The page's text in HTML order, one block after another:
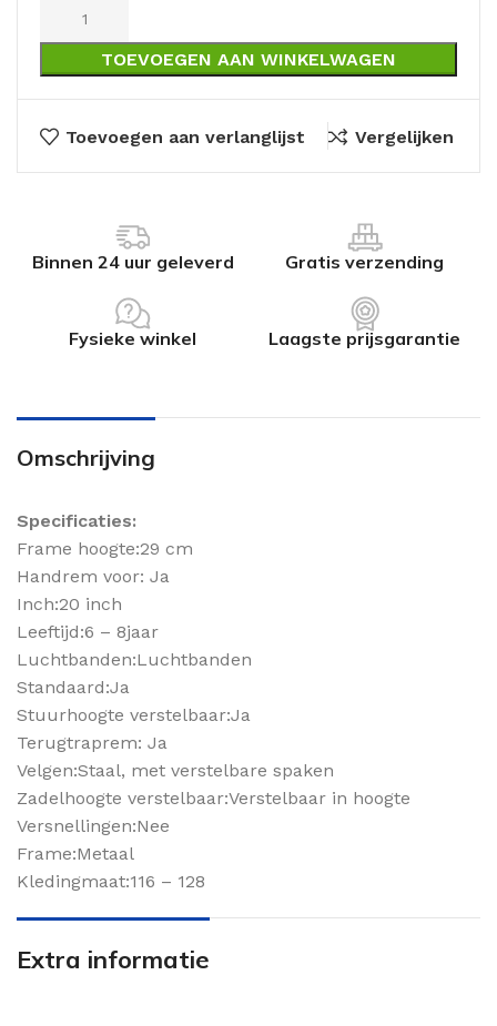
TOEVOEGEN AAN WINKELWAGEN
Toevoegen aan verlanglijst Vergelijken
Binnen 24 uur geleverd Gratis verzending
Fysieke winkel Laagste prijsgarantie
Omschrijving
Specificaties:
Frame hoogte:29 cm
Handrem voor: Ja
Inch:20 inch
Leeftijd:6 – 8jaar
Luchtbanden:Luchtbanden
Standaard:Ja
Stuurhoogte verstelbaar:Ja
Terugtraprem: Ja
Velgen:Staal, met verstelbare spaken
Zadelhoogte verstelbaar:Verstelbaar in hoogte
Versnellingen:Nee
Frame:Metaal
Kledingmaat:116 – 128
Extra informatie